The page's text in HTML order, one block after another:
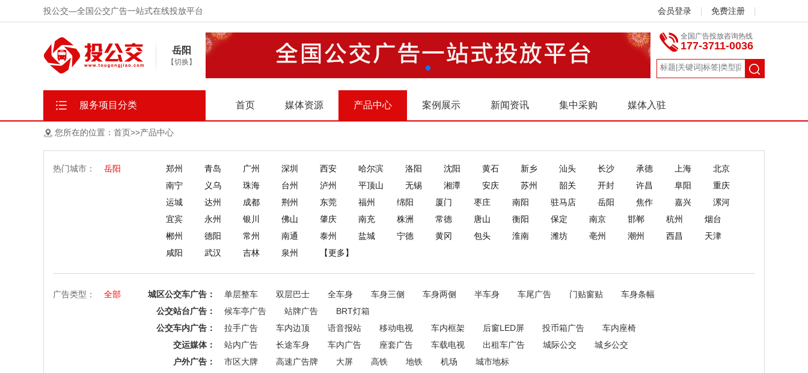
投公交—全国公交广告一站式在线投放平台 会员登录 免费注册
岳阳
【切换】
全国广告投放咨询热线
177-3711-0036
服务项目分类 首页 媒体资源 产品中心 案例展示 新闻资讯 集中采购 媒体入驻
您所在的位置： 首页>>产品中心
热门城市： 岳阳 郑州 青岛 广州 深圳 西安 哈尔滨 洛阳 沈阳 黄石 新乡 汕头 长沙 承德 上海
北京
南宁
义乌 珠海 台州 泸州 平顶山 无锡 湘潭 安庆 苏州 韶关 开封 许昌 阜阳
重庆
运城
达州 成都 荆州 东莞 福州 绵阳 厦门 枣庄 南阳 驻马店 岳阳 焦作 嘉兴
漯河
宜宾
永州 银川 佛山 肇庆 南充 株洲 常德 唐山 衡阳 保定 南京 邯郸 杭州
烟台
郴州
德阳 常州 南通 泰州 盐城 宁德 黄冈 包头 淮南 潍坊 亳州 潮州 西昌
天津
咸阳
武汉 吉林 泉州 【更多】
广告类型： 全部 城区公交车广告： 单层整车 双层巴士 全车身 车身三侧 车身两侧 半车身 车尾广告 门贴窗贴
车身条幅
公交站台广告：
候车亭广告 站牌广告
BRT灯箱
公交车内广告：
拉手广告 车内边顶 语音报站 移动电视 车内框架 后窗LED屏 投币箱广告
车内座椅
交运媒体：
站内广告 长途车身 车内广告 座套广告 车载电视 出租车广告 城际公交
城乡公交
户外广告：
市区大牌 高速广告牌 大屏 高铁 地铁 机场
城市地标